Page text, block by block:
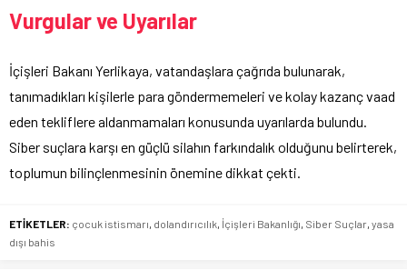
Vurgular ve Uyarılar
İçişleri Bakanı Yerlikaya, vatandaşlara çağrıda bulunarak,
tanımadıkları kişilerle para göndermemeleri ve kolay kazanç vaad
eden tekliflere aldanmamaları konusunda uyarılarda bulundu.
Siber suçlara karşı en güçlü silahın farkındalık olduğunu belirterek,
toplumun bilinçlenmesinin önemine dikkat çekti.
ETİKETLER: çocuk istismarı, dolandırıcılık, İçişleri Bakanlığı, Siber Suçlar, yasa
dışı bahis